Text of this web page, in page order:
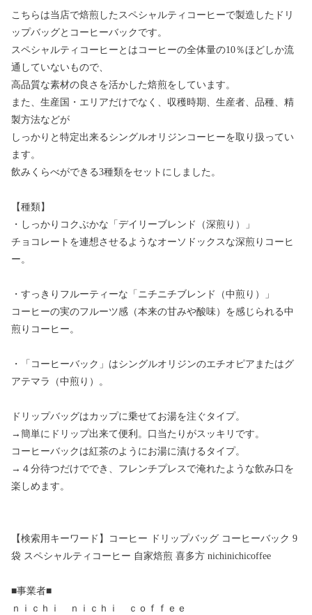
こちらは当店で焙煎したスペシャルティコーヒーで製造したドリ
ップバッグとコーヒーバックです。
スペシャルティコーヒーとはコーヒーの全体量の10％ほどしか流
通していないもので、
高品質な素材の良さを活かした焙煎をしています。
また、生産国・エリアだけでなく、収穫時期、生産者、品種、精
製方法などが
しっかりと特定出来るシングルオリジンコーヒーを取り扱ってい
ます。
飲みくらべができる3種類をセットにしました。
【種類】
・しっかりコクぶかな「デイリーブレンド（深煎り）」
チョコレートを連想させるようなオーソドックスな深煎りコーヒ
ー。
・すっきりフルーティーな「ニチニチブレンド（中煎り）」
コーヒーの実のフルーツ感（本来の甘みや酸味）を感じられる中
煎りコーヒー。
・「コーヒーバック」はシングルオリジンのエチオピアまたはグ
アテマラ（中煎り）。
ドリップバッグはカップに乗せてお湯を注ぐタイプ。
→簡単にドリップ出来て便利。口当たりがスッキリです。
コーヒーバックは紅茶のようにお湯に漬けるタイプ。
→４分待つだけででき、フレンチプレスで淹れたような飲み口を
楽しめます。
【検索用キーワード】コーヒー ドリップバッグ コーヒーバック 9
袋 スペシャルティコーヒー 自家焙煎 喜多方 nichinichicoffee
■事業者■
ｎｉｃｈｉ ｎｉｃｈｉ ｃｏｆｆｅｅ